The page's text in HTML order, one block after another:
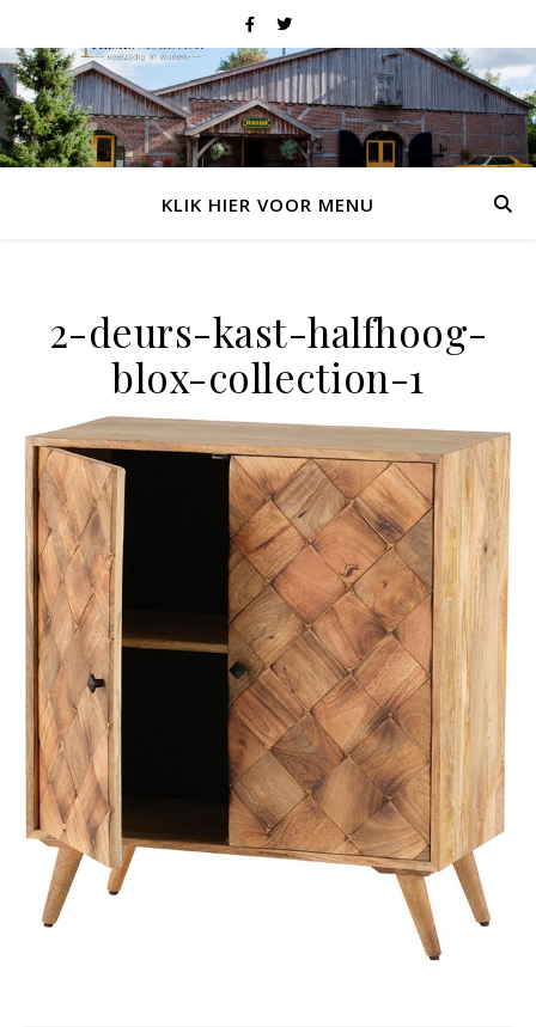
KLIK HIER VOOR MENU
2-deurs-kast-halfhoog-
blox-collection-1